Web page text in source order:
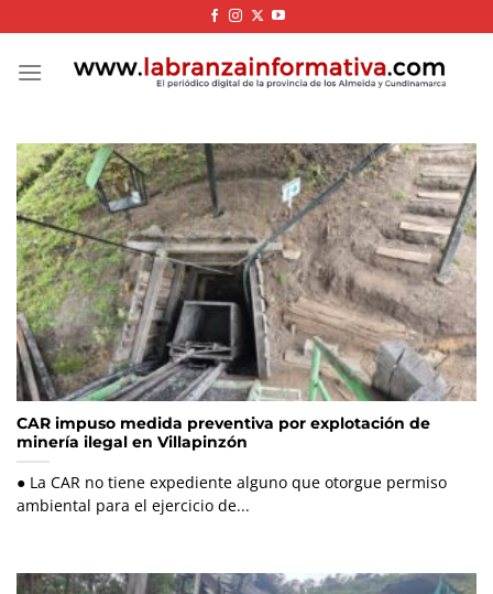
to
content
CAR impuso medida preventiva por explotación de
minería ilegal en Villapinzón
● La CAR no tiene expediente alguno que otorgue permiso
ambiental para el ejercicio de...